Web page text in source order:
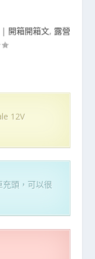
| 開箱開箱文, 露營
12V
頭，可以很